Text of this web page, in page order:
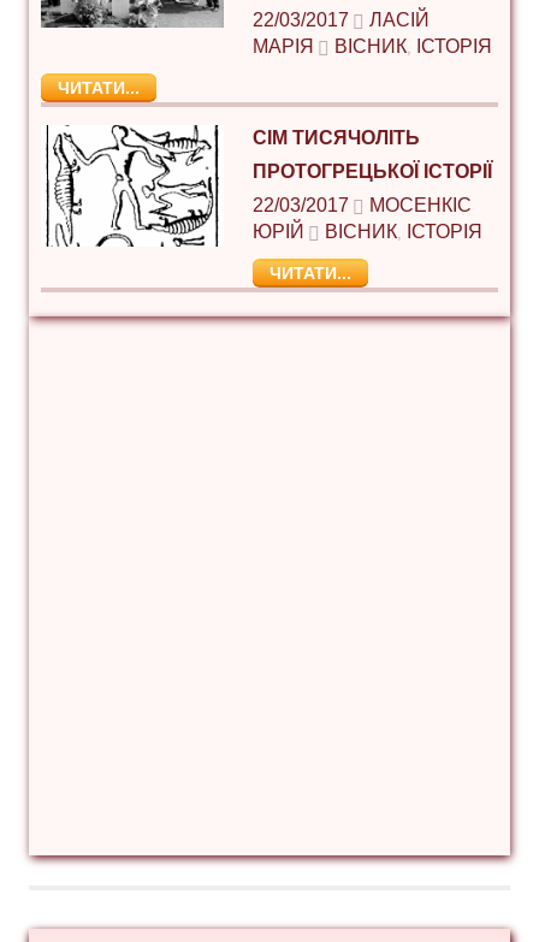
22/03/2017
ЛАСІЙ
МАРІЯ
ВІСНИК ІСТОРІЯ
ЧИТАТИ...
СІМ ТИСЯЧОЛІТЬ
ПРОТОГРЕЦЬКОЇ ІСТОРІЇ
22/03/2017
МОСЕНКІС
ЮРІЙ
ВІСНИК ІСТОРІЯ
ЧИТАТИ...